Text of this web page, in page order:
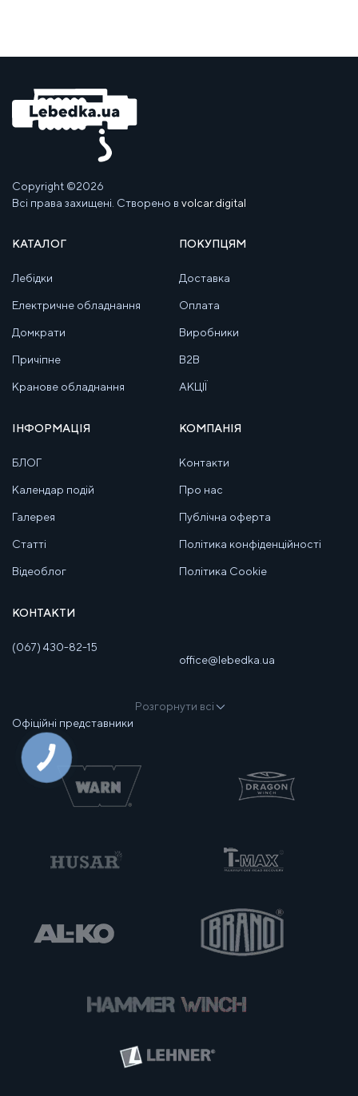
Copyright ©2026
Всі права захищені. Створено в volcar.digital
КАТАЛОГ
Лебідки
Електричне обладнання
Домкрати
Причіпне
Кранове обладнання
ПОКУПЦЯМ
Доставка
Оплата
Виробники
B2B
АКЦІЇ
ІНФОРМАЦІЯ
БЛОГ
Календар подій
Галерея
Статті
Відеоблог
КОМПАНІЯ
Контакти
Про нас
Публічна оферта
Політика конфіденційності
Політика Cookie
КОНТАКТИ
(067) 430-82-15
office@lebedka.ua
Розгорнути всі
Офіційні представники